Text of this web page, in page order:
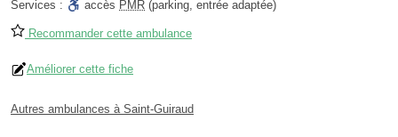
Services :
accès PMR (parking, entrée adaptée)
Recommander cette ambulance
Améliorer cette fiche
Autres ambulances à Saint-Guiraud